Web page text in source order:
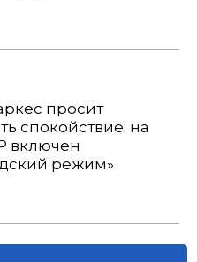
просит
спокойствие: на
включен
режим»